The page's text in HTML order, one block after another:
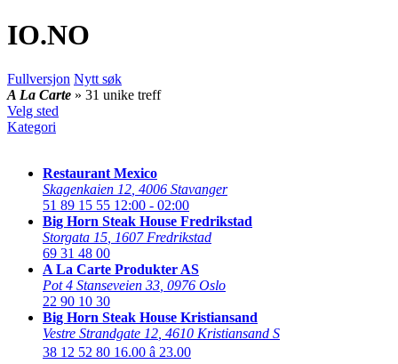
IO.NO
Fullversjon Nytt søk
A La Carte » 31 unike treff
Velg sted
Kategori
Restaurant Mexico
Skagenkaien 12 4006 Stavanger
51 89 15 55 12:00 - 02:00
Big Horn Steak House Fredrikstad
Storgata 15 1607 Fredrikstad
69 31 48 00
A La Carte Produkter AS
Pot 4 Stanseveien 33 0976 Oslo
22 90 10 30
Big Horn Steak House Kristiansand
Vestre Strandgate 12 4610 Kristiansand S
38 12 52 80 16.00 â 23.00